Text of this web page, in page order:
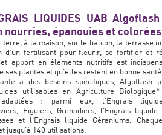
LIQUIDES UAB
nourries, épanouies et
à la maison, sur le balcon, la terrasse
d’un fertilisant pour fleurir, se fortifier et
apport en éléments nutritifs est
plantes et qu’elles restent en bonne santé.
a des besoins spécifiques, Algoflash
utilisables en Agriculture
: parmi eux, l'Engrais
Figuiers, Grenadiers, l'Engrais
et l'Engrais liquide Géraniums.
jusqu'à 140 utilisations.